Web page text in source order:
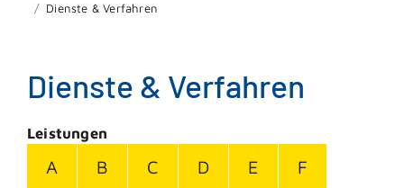
Dienste & Verfahren
Dienste & Verfahren
Leistungen
A B C D E F